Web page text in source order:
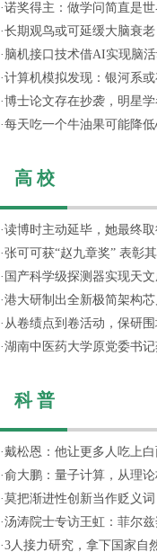
·诺奖得主：做学问简直是
·长期观鸟或可延缓大脑衰老
· 脑机接口技术借AI实现脑
·计算机模拟发现：银河系
·博士论文存在抄袭，明星
·每天吃一个牛油果可能降
高 校
·读博时主动延毕，她最终
·张可可获“赵九章奖” 表彰
· 国产科学级探测器实现天
·港大研制出全新极简架构
· 从卷绩点到卷活动，保研
·湖南中医药大学原党委书
科 普
·戴松恩：他让更多人吃上白
·俞大鹏：量子计算，从理
·莫把渐进性创新当作贬义词
·汤涛院士专访王虹：菲尔
·3人接力研究，拿下国家自